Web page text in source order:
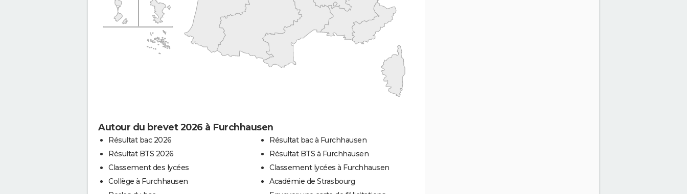
Autour du brevet 2026 à Furchhausen
Résultat bac 2026
Résultat BTS 2026
Classement des lycées
Collège à Furchhausen
Résultat bac à Furchhausen
Résultat BTS à Furchhausen
Classement lycées à Furchhausen
Académie de Strasbourg